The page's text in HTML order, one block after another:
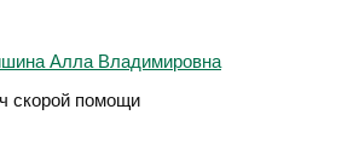
Алла Владимировна
скорой помощи